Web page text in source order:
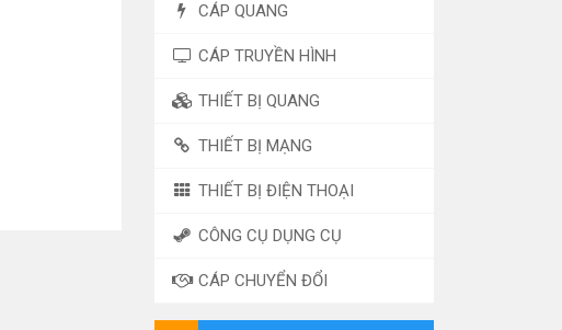
CÁP QUANG
CÁP TRUYỀN HÌNH
THIẾT BỊ QUANG
THIẾT BỊ MẠNG
THIẾT BỊ ĐIỆN THOẠI
CÔNG CỤ DỤNG CỤ
CÁP CHUYỂN ĐỔI